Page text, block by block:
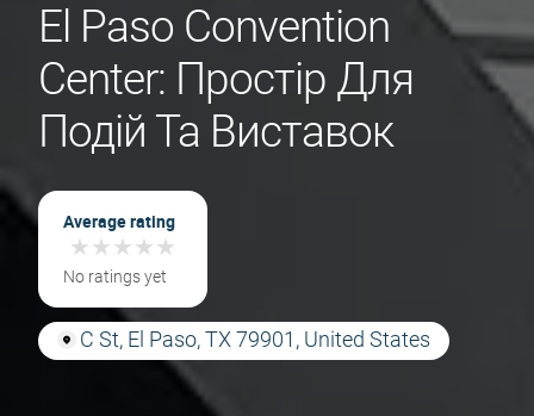
El Paso Convention
Center: Простір Для
Подій Та Виставок
Average rating
★★★★★
★★★★★
No ratings yet
C St, El Paso, TX 79901, United States